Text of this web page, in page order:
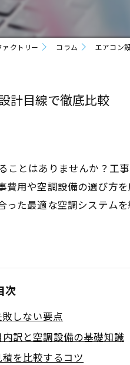
クトリー コラム エアコン
計目線で徹底比較
とはありませんか？工
用や空調設備の選び方
た最適な空調システム
次
しない要点
訳と空調設備の基礎知識
を比較するコツ